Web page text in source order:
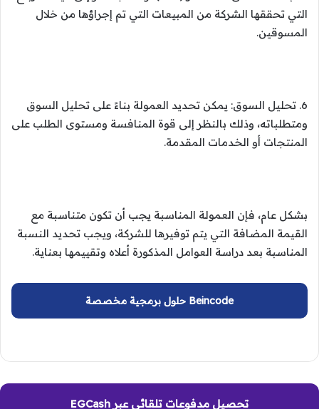
التي تحققها الشركة من المبيعات التي تم إجراؤها من خلال
المسوقين.
6. تحليل السوق: يمكن تحديد العمولة بناءً على تحليل السوق
ومتطلباته، وذلك بالنظر إلى قوة المنافسة ومستوى الطلب على
المنتجات أو الخدمات المقدمة.
بشكل عام، فإن العمولة المناسبة يجب أن تكون متناسبة مع
القيمة المضافة التي يتم توفيرها للشركة، ويجب تحديد النسبة
المناسبة بعد دراسة العوامل المذكورة أعلاه وتقييمها بعناية.
Beincode حلول برمجية مخصصة
تحصيل مدفوعات تلقائي عبر EGCash